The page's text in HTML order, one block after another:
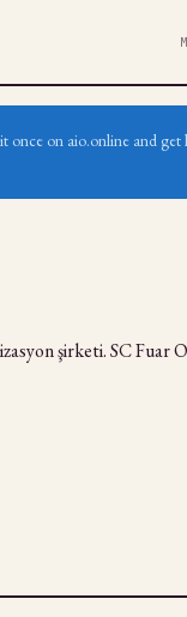
once on aio.online and get
şirketi. SC Fuar